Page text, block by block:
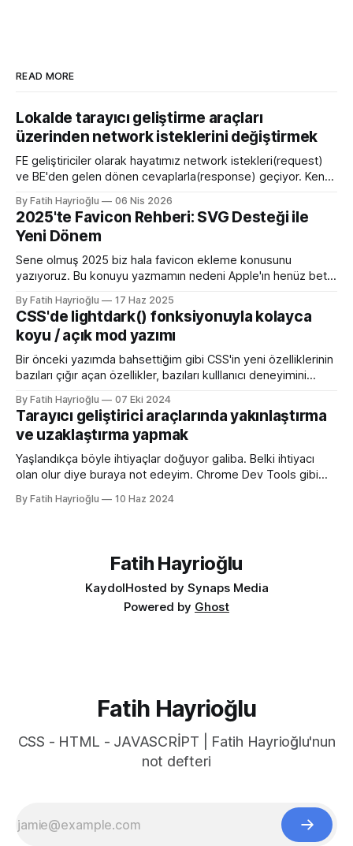
READ MORE
Lokalde tarayıcı geliştirme araçları
üzerinden network isteklerini değiştirmek
FE geliştiriciler olarak hayatımız network istekleri(request)
ve BE'den gelen dönen cevaplarla(response) geçiyor. Kendi
olduğunda mock server kurmak veya çeşitli kütüphanelerle
bu işi yapıyordum. Mock işini tarayıcı üzerinden yapmaya
başlayalı çok rahatladım. Süper kolaylık sağlayan bir özellik.
Genel kullanım alanları * BE
By Fatih Hayrioğlu 06 Nis 2026
2025'te Favicon Rehberi: SVG Desteği ile
Yeni Dönem
Sene olmuş 2025 biz hala favicon ekleme konusunu
yazıyoruz. Bu konuyu yazmamın nedeni Apple'ın henüz beta
oluşu. Bu vesileyle bilgileri tazelemekte fayda var. favicon,
web sitelerinin tarayıcının sayfa, sekme ve yerimi kısmında
gösterilen küçük simgelerdir. Aslında favori ikon dosyaları
By Fatih Hayrioğlu 17 Haz 2025
CSS'de lightdark() fonksiyonuyla kolayca
koyu / açık mod yazımı
Bir önceki yazımda bahsettiğim gibi CSS'in yeni özelliklerinin
bazıları çığır açan özellikler, bazıları kulllanıcı deneyimini
fonksiyonu gibi yazım kolaylığı sağlayan özellikler. lightdark()
fonksiyonu mevcut uyumlu web yazımındaki büyük sorun
olan aşağıdaki kullanımı daha anlaşılır ve düzenli hale
getirmeye yarıyor. :root { color-scheme:
By Fatih Hayrioğlu 07 Eki 2024
Tarayıcı geliştirici araçlarında yakınlaştırma
ve uzaklaştırma yapmak
Yaşlandıkça böyle ihtiyaçlar doğuyor galiba. Belki ihtiyacı
olan olur diye buraya not edeyim. Chrome Dev Tools gibi
küçük mesela :) Yazı boyutlarını büyütmek için Cmd + + and
By Fatih Hayrioğlu 10 Haz 2024
Fatih Hayrioğlu
KaydolHosted by Synaps Media
Powered by Ghost
Fatih Hayrioğlu
CSS - HTML - JAVASCRİPT | Fatih Hayrioğlu'nun
not defteri